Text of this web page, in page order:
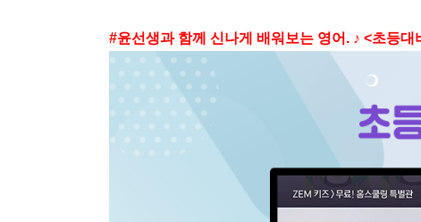
#윤선생과 함께 신나게 배워보는 영어. ♪ <초등대